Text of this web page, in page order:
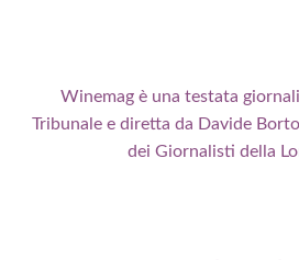
Winemag è una testata
Tribunale e diretta da Davide
dei Giornalisti della